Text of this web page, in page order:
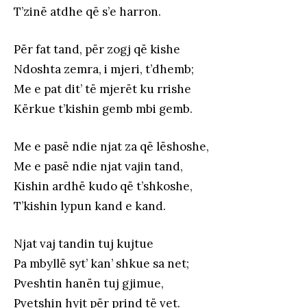
T’zinë atdhe që s’e harron.
Për fat tand, për zogj që kishe
Ndoshta zemra, i mjeri, t’dhemb;
Me e pat dit’ të mjerët ku rrishe
Kërkue t’kishin gemb mbi gemb.
Me e pasë ndie njat za që lëshoshe,
Me e pasë ndie njat vajin tand,
Kishin ardhë kudo që t’shkoshe,
T’kishin lypun kand e kand.
Njat vaj tandin tuj kujtue
Pa mbyllë syt’ kan’ shkue sa net;
Pveshtin hanën tuj gjimue,
Pvetshin hyjt për prind të vet.